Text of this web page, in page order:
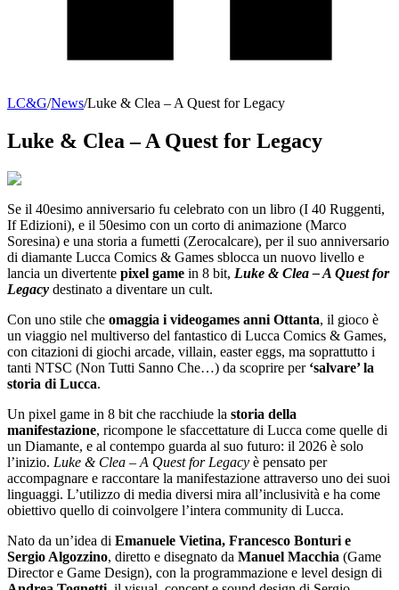
LC&G/News/Luke & Clea – A Quest for Legacy
Luke & Clea – A Quest for Legacy
Se il 40esimo anniversario fu celebrato con un libro (I 40 Ruggenti,
If Edizioni), e il 50esimo con un corto di animazione (Marco
Soresina) e una storia a fumetti (Zerocalcare), per il suo anniversario
di diamante Lucca Comics & Games sblocca un nuovo livello e
lancia un divertente pixel game in 8 bit, Luke & Clea – A Quest for
Legacy destinato a diventare un cult.
Con uno stile che omaggia i videogames anni Ottanta, il gioco è
un viaggio nel multiverso del fantastico di Lucca Comics & Games,
con citazioni di giochi arcade, villain, easter eggs, ma soprattutto i
tanti NTSC (Non Tutti Sanno Che…) da scoprire per ‘salvare’ la
storia di Lucca.
Un pixel game in 8 bit che racchiude la storia della
manifestazione, ricompone le sfaccettature di Lucca come quelle di
un Diamante, e al contempo guarda al suo futuro: il 2026 è solo
l’inizio. Luke & Clea – A Quest for Legacy è pensato per
accompagnare e raccontare la manifestazione attraverso uno dei suoi
linguaggi. L’utilizzo di media diversi mira all’inclusività e ha come
obiettivo quello di coinvolgere l’intera community di Lucca.
Nato da un’idea di Emanuele Vietina, Francesco Bonturi e
Sergio Algozzino, diretto e disegnato da Manuel Macchia (Game
Director e Game Design), con la programmazione e level design di